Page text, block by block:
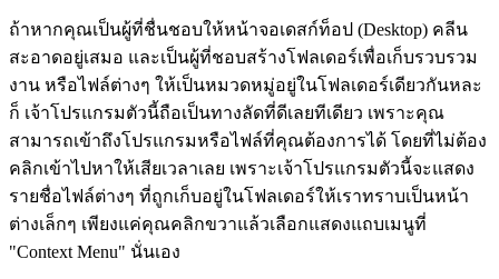
ถ้าหากคุณเป็นผู้ที่ชื่นชอบให้หน้าจอเดสก์ท็อป (Desktop) คลีน
สะอาดอยู่เสมอ และเป็นผู้ที่ชอบสร้างโฟลเดอร์เพื่อเก็บรวบรวม
งาน หรือไฟล์ต่างๆ ให้เป็นหมวดหมู่อยู่ในโฟลเดอร์เดียวกันหละ
ก็ เจ้าโปรแกรมตัวนี้ถือเป็นทางลัดที่ดีเลยทีเดียว เพราะคุณ
สามารถเข้าถึงโปรแกรมหรือไฟล์ที่คุณต้องการได้ โดยที่ไม่ต้อง
คลิกเข้าไปหาให้เสียเวลาเลย เพราะเจ้าโปรแกรมตัวนี้จะแสดง
รายชื่อไฟล์ต่างๆ ที่ถูกเก็บอยู่ในโฟลเดอร์ให้เราทราบเป็นหน้า
ต่างเล็กๆ เพียงแค่คุณคลิกขวาแล้วเลือกแสดงแถบเมนูที่
"Context Menu" นั่นเอง